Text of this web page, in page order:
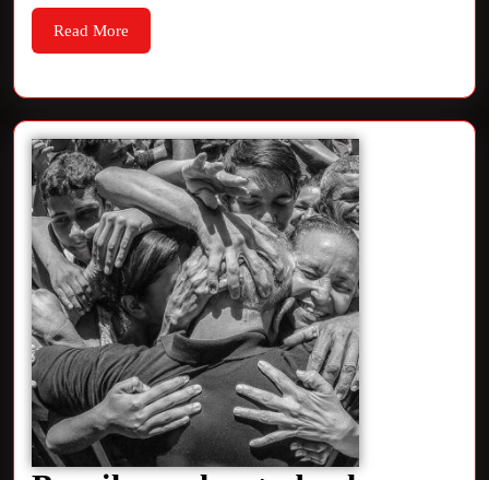
Read More